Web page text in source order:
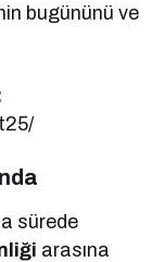
bugününü ve
sürede
arasına